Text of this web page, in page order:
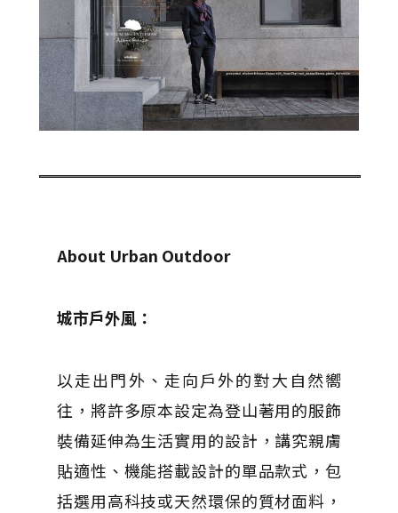
About Urban Outdoor
城市戶外風：
以走出門外、走向戶外的對大自然嚮
往，將許多原本設定為登山著用的服飾
裝備延伸為生活實用的設計，講究親膚
貼適性、機能搭載設計的單品款式，包
括選用高科技或天然環保的質材面料，